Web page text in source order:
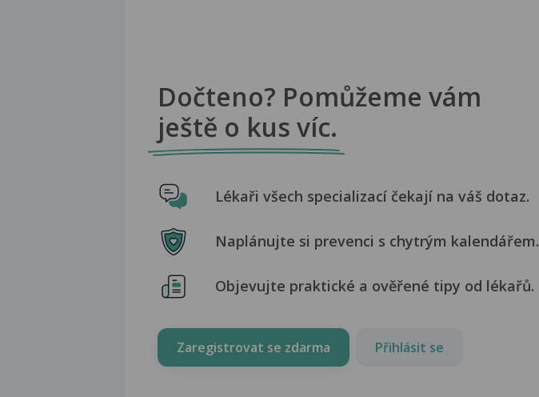
Dočteno? Pomůžeme vám
ještě o kus víc.
Lékaři všech specializací čekají na váš dotaz.
Naplánujte si prevenci s chytrým kalendářem.
Objevujte praktické a ověřené tipy od lékařů.
Zaregistrovat se zdarma Přihlásit se